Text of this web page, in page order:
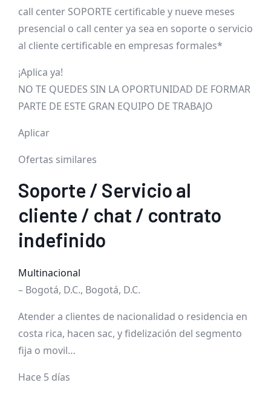
call center SOPORTE certificable y nueve meses
presencial o call center ya sea en soporte o servicio
al cliente certificable en empresas formales*
¡Aplica ya!
NO TE QUEDES SIN LA OPORTUNIDAD DE FORMAR
PARTE DE ESTE GRAN EQUIPO DE TRABAJO
Aplicar
Ofertas similares
Soporte / Servicio al
cliente / chat / contrato
indefinido
Multinacional
– Bogotá, D.C., Bogotá, D.C.
Atender a clientes de nacionalidad o residencia en
costa rica, hacen sac, y fidelización del segmento
fija o movil…
Hace 5 días